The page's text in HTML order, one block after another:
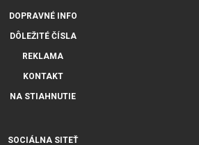
DOPRAVNÉ INFO
DÔLEŽITÉ ČÍSLA
REKLAMA
KONTAKT
NA STIAHNUTIE
SOCIÁLNA SITEŤ